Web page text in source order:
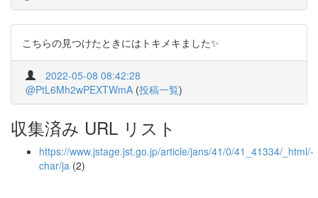
こちらの見つけたときにはトキメキました✨
2022-05-08 08:42:28
@PtL6Mh2wPEXTWmA (投稿一覧)
収集済み URL リスト
https://www.jstage.jst.go.jp/article/jans/41/0/41_41334/_html/-
char/ja (2)